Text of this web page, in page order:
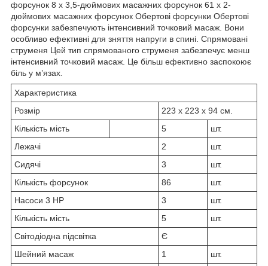
форсунок 8 х 3,5-дюймових масажних форсунок 61 х 2-
дюймових масажних форсунок Обертові форсунки Обертові
форсунки забезпечують інтенсивний точковий масаж. Вони
особливо ефективні для зняття напруги в спині. Спрямовані
струменя Цей тип спрямованого струменя забезпечує менш
інтенсивний точковий масаж. Це більш ефективно заспокоює
біль у м’язах.
Характеристика
Розмір
223 х 223 х 94 см.
Кількість мість
5
шт.
Лежачі
2
шт.
Сидячі
3
шт.
Кількість форсунок
86
шт.
Насоси 3 НР
3
шт.
Кількість мість
5
шт.
Світодіодна підсвітка
Є
Шейний масаж
1
шт.